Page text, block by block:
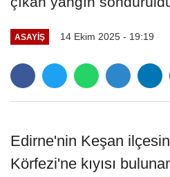
ASAYIŞ 14 Ekim 2025 - 19:19
Edirne'nin Keşan
Körfezi'ne kıyısı